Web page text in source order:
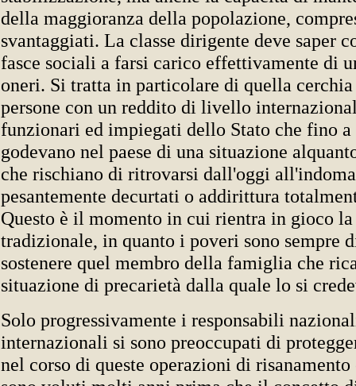
della maggioranza della popolazione,
svantaggiati. La classe dirigente deve saper
fasce sociali a farsi carico effettivamente di
oneri. Si tratta in particolare di quella
persone con un reddito di livello
funzionari ed impiegati dello Stato che fino
godevano nel paese di una situazione
che rischiano di ritrovarsi dall'oggi
pesantemente decurtati o addirittura
Questo è il momento in cui rientra in gioco
tradizionale, in quanto i poveri sono sempre
sostenere quel membro della famiglia che
situazione di precarietà dalla quale lo si
Solo progressivamente i responsabili
internazionali si sono preoccupati di
nel corso di queste operazioni di